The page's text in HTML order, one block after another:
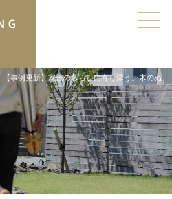
【事例更新】家族の暮らしに寄り添う。木のぬ